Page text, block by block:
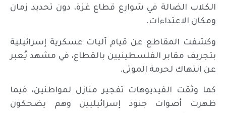
الكلاب الضالة في شوارع قطاع غزة، دون تحديد زمان
ومكان الاعتداءات.
وكشفت المقاطع عن قيام آليات عسكرية إسرائيلية
بتجريف مقابر الفلسطينيين بالقطاع، في مشهد يُعبر
عن انتهاك لحرمة الموتى.
كما وثقت الفيديوهات تفجير منازل لمواطنين، فيما
ظهرت أصوات جنود إسرائيليين وهم يضحكون